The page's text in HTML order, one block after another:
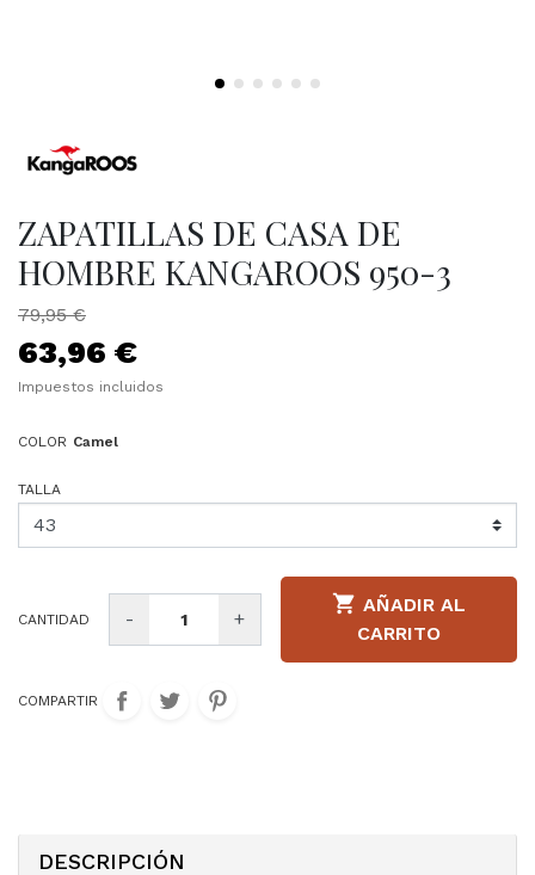
ZAPATILLAS DE CASA DE
HOMBRE KANGAROOS 950-3
79,95 €
63,96 €
Impuestos incluidos
COLOR Camel
TALLA
CANTIDAD - +

CARRITO
COMPARTIR
DESCRIPCIÓN